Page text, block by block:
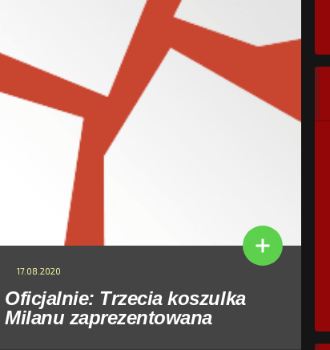
17.08.2020
Oficjalnie: Trzecia koszulka
Milanu zaprezentowana